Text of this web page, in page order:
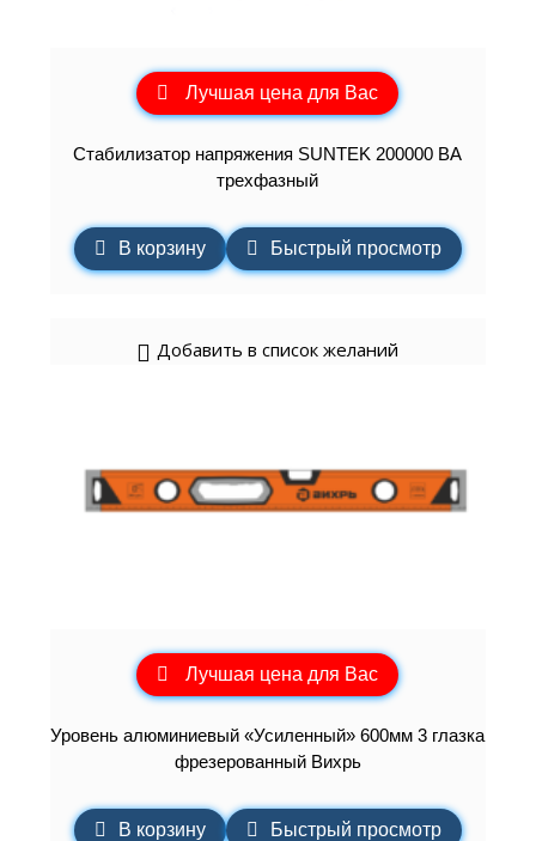
Лучшая цена для Вас
Стабилизатор напряжения SUNTEK 200000 ВА
трехфазный
В корзину Быстрый просмотр
Добавить в список желаний
Лучшая цена для Вас
Уровень алюминиевый «Усиленный» 600мм 3 глазка
фрезерованный Вихрь
В корзину Быстрый просмотр